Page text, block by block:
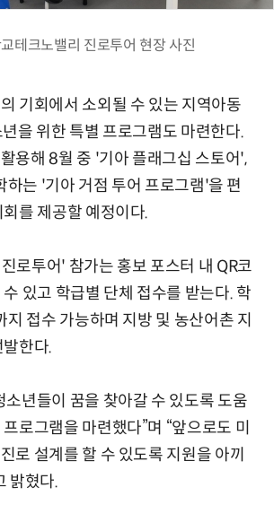
테크노밸리 진로투어 현장 사진
기회에서 소외될 수 있는 지역아동
을 위한 특별 프로그램도 마련한다.
용해 8월 중 '기아 플래그십 스토어',
는 '기아 거점 투어 프로그램'을 편
를 제공할 예정이다.
로투어' 참가는 홍보 포스터 내 QR코
있고 학급별 단체 접수를 받는다. 학
지 접수 가능하며 지방 및 농산어촌 지
한다.
소년들이 꿈을 찾아갈 수 있도록 도움
로그램을 마련했다”며 “앞으로도 미
로 설계를 할 수 있도록 지원을 아끼
밝혔다.